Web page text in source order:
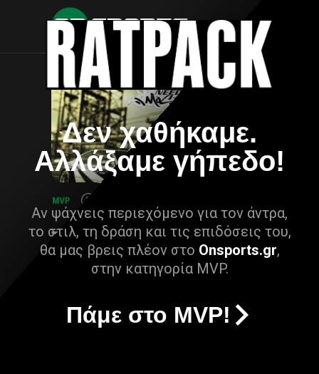
Δεν χαθήκαμε.
Αλλάξαμε γήπεδο!
Αν ψάχνεις περιεχόμενο για τον άντρα,
το στιλ, τη δράση και τις επιδόσεις του,
θα μας βρεις πλέον στο Onsports.gr,
στην κατηγορία MVP.
Πάμε στο MVP!